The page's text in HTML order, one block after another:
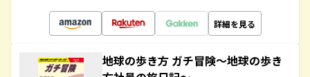
詳細を見る
地球の歩き方 ガチ冒険～地球の歩き